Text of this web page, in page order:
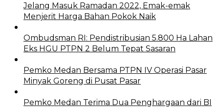
Jelang Masuk Ramadan 2022, Emak-emak
Menjerit Harga Bahan Pokok Naik
Ombudsman RI: Pendistribusian 5.800 Ha Lahan
Eks HGU PTPN 2 Belum Tepat Sasaran
Pemko Medan Bersama PTPN IV Operasi Pasar
Minyak Goreng di Pusat Pasar
Pemko Medan Terima Dua Penghargaan dari BI